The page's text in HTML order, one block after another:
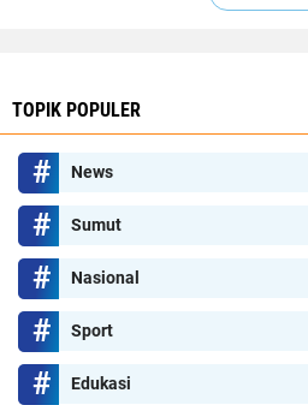
TOPIK POPULER
News
Sumut
Nasional
Sport
Edukasi